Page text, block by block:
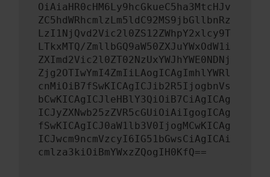
OiAiaHR0cHM6Ly9hcGkueC5ha3MtcHJv
ZC5hdWRhcmlzLm5ldC92MS9jbGllbnRz
LzI1NjQvd2Vic2l0ZS12ZWhpY2xlcy9T
LTkxMTQ/ZmllbGQ9aW50ZXJuYWxOdW1i
ZXImd2Vic2l0ZT02NzUxYWJhYWE0NDNj
Zjg2OTIwYmI4ZmIiLAogICAgImhlYWRl
cnMiOiB7fSwKICAgICJib2R5IjogbnVs
bCwKICAgICJleHBlY3QiOiB7CiAgICAg
ICJyZXNwb25zZVR5cGUiOiAiIgogICAg
fSwKICAgICJ0aW1lb3V0IjogMCwKICAg
ICJwcm9ncmVzcyI6IG51bGwsCiAgICAi
cmlza3kiOiBmYWxzZQogIH0KfQ==